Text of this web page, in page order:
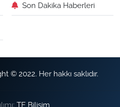
Son Dakika Haberleri
© 2022. Her hakkı saklıdır.
TE Bilişim